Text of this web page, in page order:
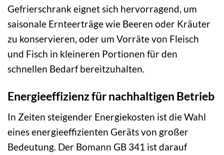
Gefrierschrank eignet sich hervorragend, um
saisonale Ernteerträge wie Beeren oder Kräuter
zu konservieren, oder um Vorräte von Fleisch
und Fisch in kleineren Portionen für den
schnellen Bedarf bereitzuhalten.
Energieeffizienz für nachhaltigen Betrieb
In Zeiten steigender Energiekosten ist die Wahl
eines energieeffizienten Geräts von großer
Bedeutung. Der Bomann GB 341 ist darauf